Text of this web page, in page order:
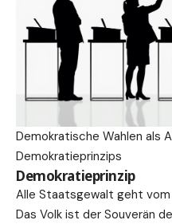
Demokratische Wahlen als
Demokratieprinzips
Demokratieprinzip
Alle Staatsgewalt geht vom
Das Volk ist der Souverän